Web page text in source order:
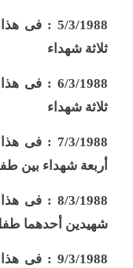
5/3/1988 :
فى هذا
ثلاثة شهداء
6/3/1988 :
فى هذا
ثلاثة شهداء
7/3/1988 :
فى هذا
أربعة شهداء بين
8/3/1988 :
فى هذا
شهيدين أحدهما طفل
9/3/1988 :
فى هذا